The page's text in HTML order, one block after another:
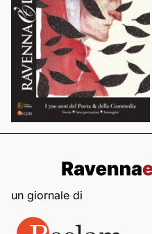
un giornale di